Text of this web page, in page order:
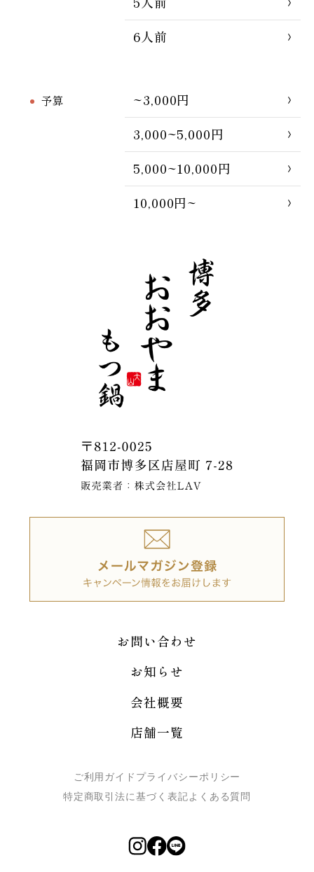
6人前
予算
~3,000円
3,000~5,000円
5,000~10,000円
10,000円~
お問い合わせ
お知らせ
会社概要
店舗一覧
ご利用ガイド プライバシーポリシー
特定商取引法に基づく表記よくある質問